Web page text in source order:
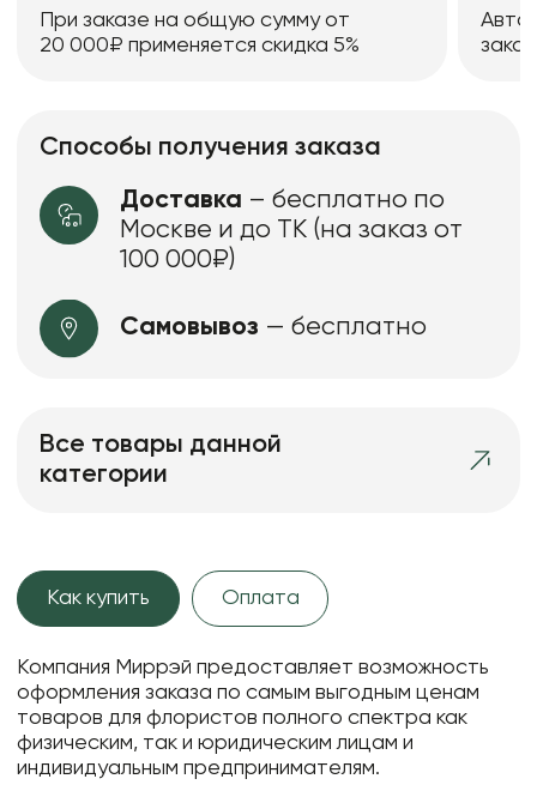
При заказе на общую сумму от
20 000₽ применяется скидка 5%
Способы получения заказа
Доставка – бесплатно по
Москве и до ТК (на заказ от
100 000₽)
Самовывоз — бесплатно
Все товары данной
категории
Как купить Оплата
Компания Миррэй предоставляет возможность
оформления заказа по самым выгодным ценам
товаров для флористов полного спектра как
физическим, так и юридическим лицам и
индивидуальным предпринимателям.